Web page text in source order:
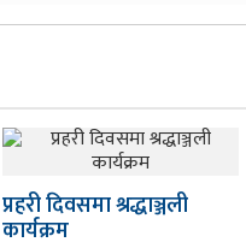
प्रहरी दिवसमा श्रद्धाञ्जली
कार्यक्रम